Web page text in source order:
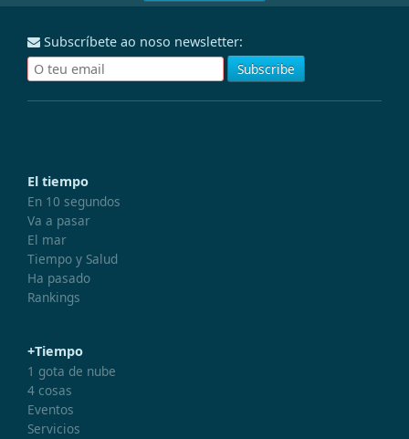
Subscríbete ao noso newsletter:
El tiempo
En 10 segundos
Va a pasar
El mar
Tiempo y Salud
Ha pasado
Rankings
+Tiempo
1 gota de nube
4 cosas
Eventos
Servicios